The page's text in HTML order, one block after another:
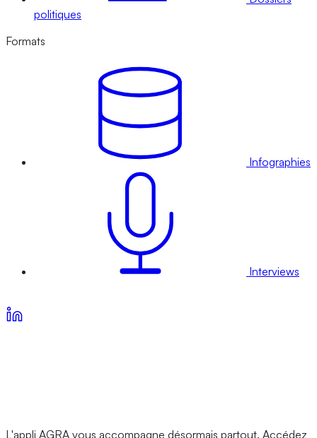
politiques
Formats
Infographies
Interviews
L'appli AGRA vous accompagne désormais partout. Accédez